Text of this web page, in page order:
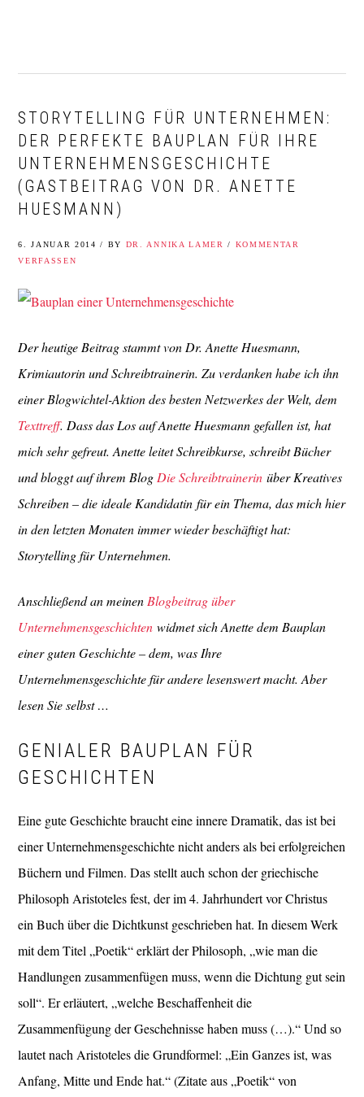
STORYTELLING FÜR UNTERNEHMEN:
DER PERFEKTE BAUPLAN FÜR IHRE
UNTERNEHMENSGESCHICHTE
(GASTBEITRAG VON DR. ANETTE
HUESMANN)
6. JANUAR 2014 / BY DR. ANNIKA LAMER /
KOMMENTAR
VERFASSEN
Der heutige Beitrag stammt von Dr. Anette Huesmann,
Krimiautorin und Schreibtrainerin. Zu verdanken habe ich ihn
einer Blogwichtel-Aktion des besten Netzwerkes der Welt, dem
Texttreff. Dass das Los auf Anette Huesmann gefallen ist, hat
mich sehr gefreut. Anette leitet Schreibkurse, schreibt Bücher
und bloggt auf ihrem Blog Die Schreibtrainerin über Kreatives
Schreiben – dieideale Kandidatin für ein Thema, das mich hier
in den letzten Monaten immer wieder beschäftigt hat:
Storytelling für Unternehmen.
Anschließend an meinen Blogbeitrag über
Unternehmensgeschichten widmet sich Anette dem Bauplan
einer guten Geschichte – dem, was Ihre
Unternehmensgeschichte für andere lesenswert macht. Aber
lesen Sie selbst …
GENIALER BAUPLAN FÜR
GESCHICHTEN
Eine gute Geschichte braucht eine innere Dramatik, das ist bei
einer Unternehmensgeschichte nicht anders als bei erfolgreichen
Büchern und Filmen. Das stellt auch schon der griechische
Philosoph Aristoteles fest, der im 4. Jahrhundert vor Christus
ein Buch über die Dichtkunst geschrieben hat. In diesem Werk
mit dem Titel „Poetik“ erklärt der Philosoph, „wie man die
Handlungen zusammenfügen muss, wenn die Dichtung gut sein
soll“. Er erläutert, „welche Beschaffenheit die
Zusammenfügung der Geschehnisse haben muss (…).“ Und so
lautet nach Aristoteles die Grundformel: „Ein Ganzes ist, was
Anfang, Mitte und Ende hat.“ (Zitate aus „Poetik“ von